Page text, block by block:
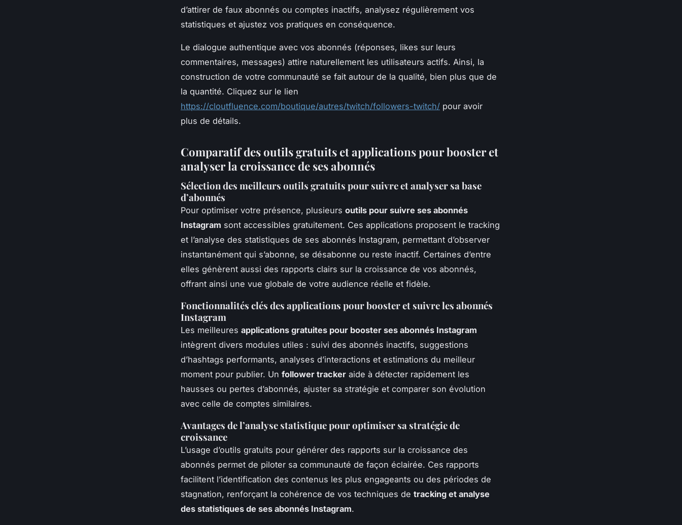
d’attirer de faux abonnés ou comptes inactifs, analysez régulièrement vos
statistiques et ajustez vos pratiques en conséquence.
Le dialogue authentique avec vos abonnés (réponses, likes sur leurs
commentaires, messages) attire naturellement les utilisateurs actifs. Ainsi, la
construction de votre communauté se fait autour de la qualité, bien plus que de
la quantité. Cliquez sur le lien
https://cloutfluence.com/boutique/autres/twitch/followers-twitch/ pour avoir
plus de détails.
Comparatif des outils gratuits et applications pour booster et
analyser la croissance de ses abonnés
Sélection des meilleurs outils gratuits pour suivre et analyser sa base
d’abonnés
Pour optimiser votre présence, plusieurs outils pour suivre ses abonnés
Instagram sont accessibles gratuitement. Ces applications proposent le tracking
et l’analyse des statistiques de ses abonnés Instagram, permettant d’observer
instantanément qui s’abonne, se désabonne ou reste inactif. Certaines d’entre
elles génèrent aussi des rapports clairs sur la croissance de vos abonnés,
offrant ainsi une vue globale de votre audience réelle et fidèle.
Fonctionnalités clés des applications pour booster et suivre les abonnés
Instagram
Les meilleures applications gratuites pour booster ses abonnés Instagram
intègrent divers modules utiles : suivi des abonnés inactifs, suggestions
d’hashtags performants, analyses d’interactions et estimations du meilleur
moment pour publier. Un follower tracker aide à détecter rapidement les
hausses ou pertes d’abonnés, ajuster sa stratégie et comparer son évolution
avec celle de comptes similaires.
Avantages de l’analyse statistique pour optimiser sa stratégie de
croissance
L’usage d’outils gratuits pour générer des rapports sur la croissance des
abonnés permet de piloter sa communauté de façon éclairée. Ces rapports
facilitent l’identification des contenus les plus engageants ou des périodes de
stagnation, renforçant la cohérence de vos techniques de tracking et analyse
des statistiques de ses abonnés Instagram.